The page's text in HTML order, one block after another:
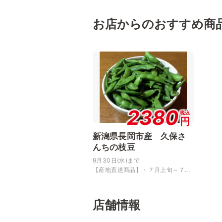
お店からのおすすめ商
2380税込
円
新潟県長岡市産 久保さ
んちの枝豆
9月30日(水)まで
【産地直送商品】・７月上旬～７...
店舗情報